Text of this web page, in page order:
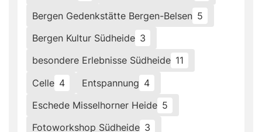
Bergen Gedenkstätte Bergen-Belsen 5
Bergen Kultur Südheide 3
besondere Erlebnisse Südheide 11
Celle 4 Entspannung 4
Eschede Misselhorner Heide 5
Fotoworkshop Südheide 3